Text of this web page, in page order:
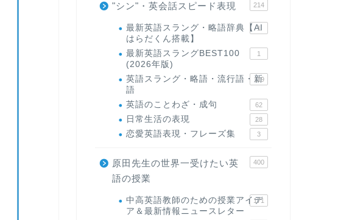
"シン"・英会話スピード表現 214
最新英語スラング・略語辞典【AI
はらだくん搭載】
1
最新英語スラングBEST100
(2026年版)
1
英語スラング・略語・流行語・新
語
119
英語のことわざ・成句 62
日常生活の表現 28
恋愛英語表現・フレーズ集 3
原田先生の世界一受けたい英
語の授業
400
中高英語教師のための授業アイデ
ア＆最新情報ニュースレター
171